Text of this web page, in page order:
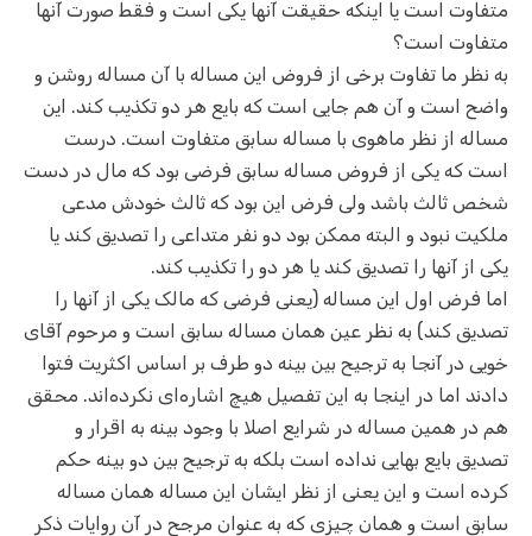
متفاوت است یا اینکه حقیقت آنها یکی است و فقط صورت آنها
متفاوت است؟
به نظر ما تفاوت برخی از فروض این مساله با آن مساله روشن و
واضح است و آن هم جایی است که بایع هر دو تکذیب کند. این
مساله از نظر ماهوی با مساله سابق متفاوت است. درست
است که یکی از فروض مساله سابق فرضی بود که مال در دست
شخص ثالث باشد ولی فرض این بود که ثالث خودش مدعی
ملکیت نبود و البته ممکن بود دو نفر متداعی را تصدیق کند یا
یکی از آنها را تصدیق کند یا هر دو را تکذیب کند.
اما فرض اول این مساله (یعنی فرضی که مالک یکی از آنها را
تصدیق کند) به نظر عین همان مساله سابق است و مرحوم آقای
خویی در آنجا به ترجیح بین بینه دو طرف بر اساس اکثریت فتوا
دادند اما در اینجا به این تفصیل هیچ اشاره‌ای نکرده‌اند. محقق
هم در همین مساله در شرایع اصلا با وجود بینه به اقرار و
تصدیق بایع بهایی نداده است بلکه به ترجیح بین دو بینه حکم
کرده است و این یعنی از نظر ایشان این مساله همان مساله
سابق است و همان چیزی که به عنوان مرجح در آن روایات ذکر